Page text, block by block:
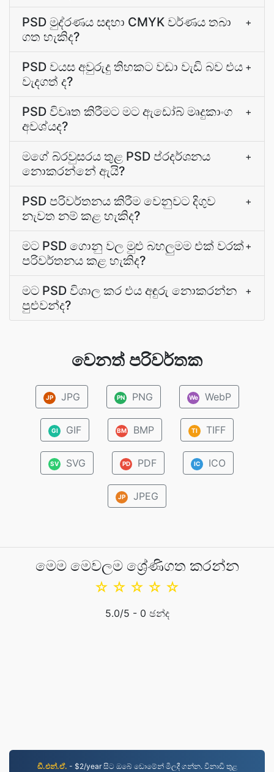
PSD මුද්රණය සඳහා CMYK වර්ණය තබා
ගත හැකිද?
+
PSD වයස අවුරුදු තිහකට වඩා වැඩි බව එය
වැදගත් ද?
+
PSD විවෘත කිරීමට මට ඇඩෝබ් මෘදුකාංග
අවශ්යද?
+
මගේ බ්රවුසරය තුළ PSD ප්රදර්ශනය
නොකරන්නේ ඇයි?
+
PSD පරිවර්තනය කිරීම වෙනුවට දිගුව
නැවත නම් කළ හැකිද?
+
මට PSD ගොනු වල මුළු බහලුමම එක් වරක්
පරිවර්තනය කළ හැකිද?
+
මට PSD විශාල කර එය අඳුරු නොකරන්න
පුළුවන්ද?
+
වෙනත් පරිවර්තක
JP JPG PN PNG We WebP
GI GIF BM BMP TI TIFF
SV SVG PD PDF IC ICO
JP JPEG
මෙම මෙවලම ශ්‍රේණිගත කරන්න
☆
☆
☆
☆
☆
5.0/5 - 0 ඡන්ද
ඩී.එන්.ඒ. - $2/year සිට ඔබේ ඩොමේන් මිලදී ගන්න. විනාඩි තුළ